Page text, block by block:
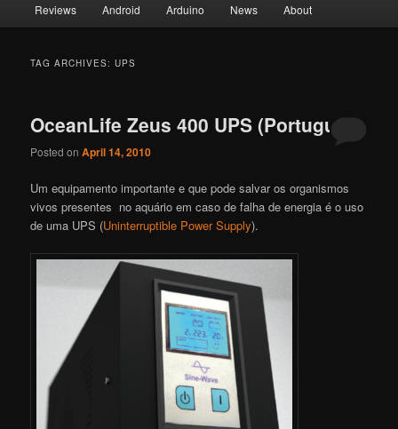
Reviews Android Arduino News About
TAG ARCHIVES:UPS
OceanLife Zeus 400 UPS (Português)
Posted onApril 14, 2010
Um equipamento importante e que pode salvar os organismos
vivos presentes no aquário em caso de falha de energia é o uso
de uma UPS (Uninterruptible Power Supply).